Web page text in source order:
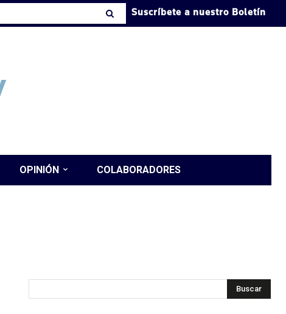
Suscríbete a nuestro Boletín
OPINIÓN COLABORADORES
Buscar